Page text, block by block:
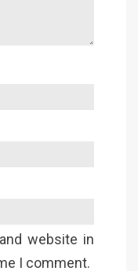
website in
I comment.